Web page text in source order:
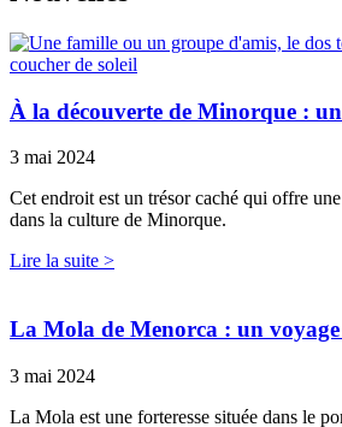
À la découverte de Minorque :
3 mai 2024
Cet endroit est un trésor caché qui offre
dans la culture de Minorque.
Lire la suite >
La Mola de Menorca : un
3 mai 2024
La Mola est une forteresse située dans le